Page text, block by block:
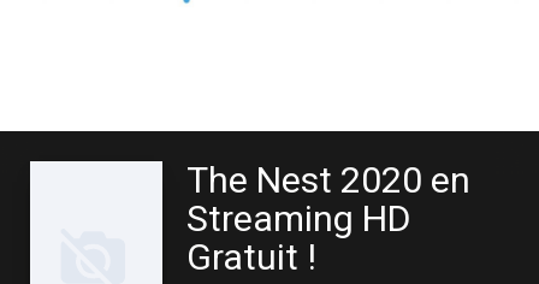
The Nest 2020 en
Streaming HD
Gratuit !